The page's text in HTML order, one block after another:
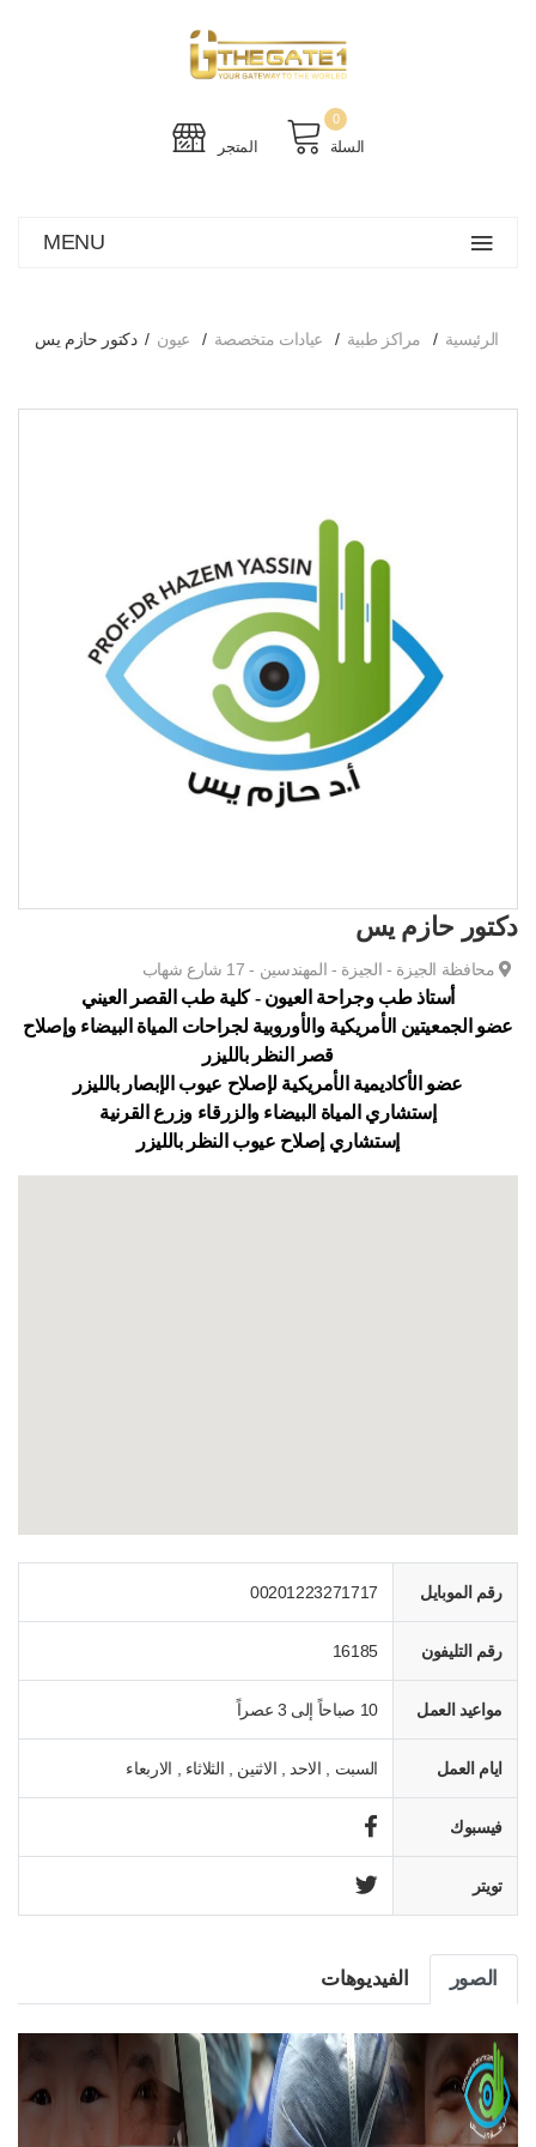
المتجر السلة
0
MENU
الرئيسية مراكز طبية عيادات متخصصة عيون دكتور حازم يس
دكتور حازم يس
محافظة الجيزة - الجيزة - المهندسين - 17 شارع شهاب
أستاذ طب وجراحة العيون - كلية طب القصر العيني
عضو الجمعيتين الأمريكية والأوروبية لجراحات المياة البيضاء وإصلاح
قصر النظر بالليزر
عضو الأكاديمية الأمريكية لإصلاح عيوب الإبصار بالليزر
إستشاري المياة البيضاء والزرقاء وزرع القرنية
إستشاري إصلاح عيوب النظر بالليزر
رقم الموبايل 00201223271717
رقم التليفون 16185
مواعيد العمل 10 صباحاً إلى 3 عصراً
ايام العمل السبت , الاحد , الاثنين , الثلاثاء , الاربعاء
فيسبوك
تويتر
الصور الفيديوهات